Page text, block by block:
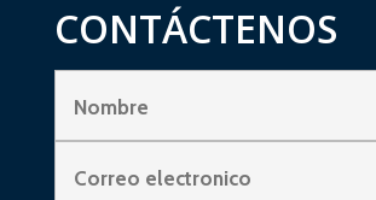
CONTÁCTENOS